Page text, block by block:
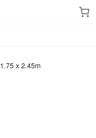
1.75 x 2.45m